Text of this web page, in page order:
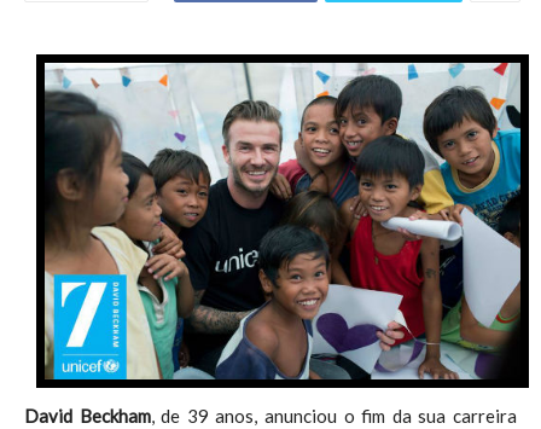
David Beckham, de 39 anos, anunciou o fim da sua carreira